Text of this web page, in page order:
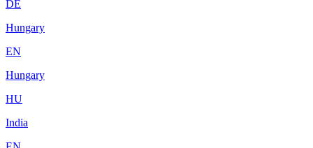
DE
Hungary
EN
Hungary
HU
India